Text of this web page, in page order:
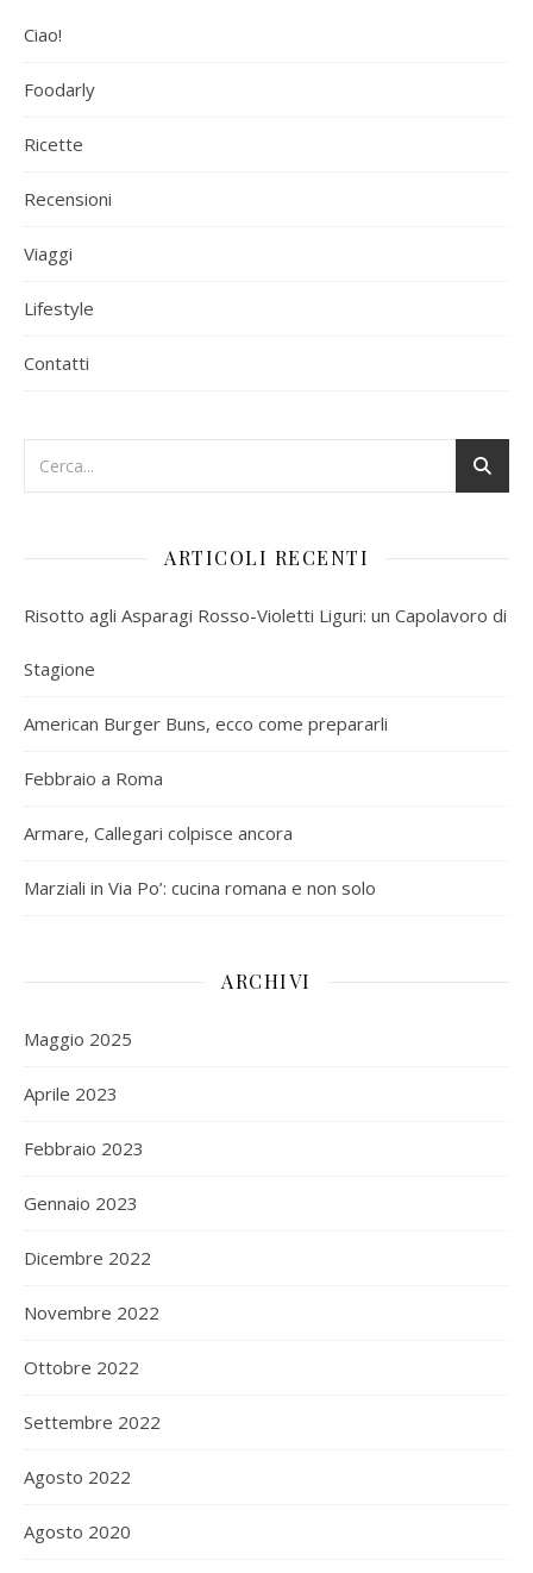
Ciao!
Foodarly
Ricette
Recensioni
Viaggi
Lifestyle
Contatti
ARTICOLI RECENTI
Risotto agli Asparagi Rosso-Violetti Liguri: un Capolavoro di
Stagione
American Burger Buns, ecco come prepararli
Febbraio a Roma
Armare, Callegari colpisce ancora
Marziali in Via Po’: cucina romana e non solo
ARCHIVI
Maggio 2025
Aprile 2023
Febbraio 2023
Gennaio 2023
Dicembre 2022
Novembre 2022
Ottobre 2022
Settembre 2022
Agosto 2022
Agosto 2020